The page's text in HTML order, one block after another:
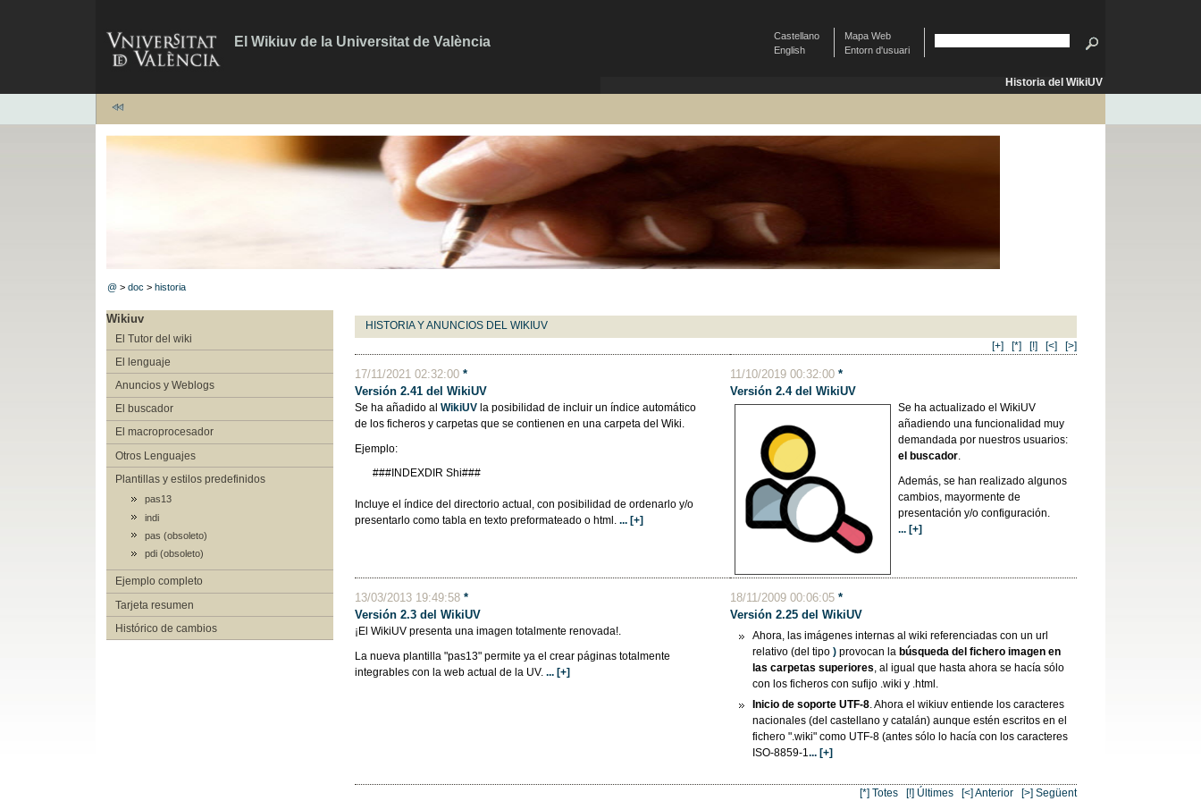
El Wikiuv de la Universitat de València
Mapa Web
Entorn d'usuari
Castellano
English
Historia del WikiUV
@ >doc >historia
Wikiuv
El Tutor del wiki
El lenguaje
Anuncios y Weblogs
El buscador
El macroprocesador
Otros Lenguajes
Plantillas y estilos predefinidos
pas13
indi
pas (obsoleto)
pdi (obsoleto)
Ejemplo completo
Tarjeta resumen
Histórico de cambios
HISTORIA Y ANUNCIOS DEL WIKIUV
[+]
[*] [!] [<] [>]
17/11/2021 02:32:00*
Versión 2.41 del WikiUV
Se ha añadido alWikiUV la posibilidad de incluir un índice automático
de los ficheros y carpetas que se contienen en una carpeta del Wiki.
Ejemplo:
###INDEXDIR Shi###
Incluye el índice del directorio actual, con posibilidad de ordenarlo y/o
presentarlo como tabla en texto preformateado o html.... [+]
11/10/2019 00:32:00*
Versión 2.4 del WikiUV
Se ha actualizado el WikiUV
añadiendo una funcionalidad muy
demandada por nuestros usuarios:
el buscador.
Además, se han realizado algunos
cambios, mayormente de
presentación y/o configuración.
... [+]
13/03/2013 19:49:58*
Versión 2.3 del WikiUV
¡El WikiUV presenta una imagen totalmente renovada!.
La nueva plantilla "pas13" permite ya el crear páginas totalmente
integrables con la web actual de la UV.... [+]
18/11/2009 00:06:05*
Versión 2.25 delWikiUV
Ahora, las imágenes internas al wiki referenciadas con un url
relativo (del tipo) provocan la búsqueda del fichero imagen en
las carpetas superiores, al igual que hasta ahora se hacía sólo
con los ficheros con sufijo .wiki y .html.
Inicio de soporte UTF-8. Ahora el wikiuv entiende los caracteres
nacionales (del castellano y catalán) aunque estén escritos en el
fichero ".wiki" como UTF-8 (antes sólo lo hacía con los caracteres
ISO-8859-1... [+]
[*] Totes [!] Últimes [<] Anterior [>] Següent